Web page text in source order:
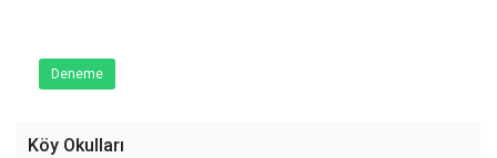
Deneme
Köy Okulları